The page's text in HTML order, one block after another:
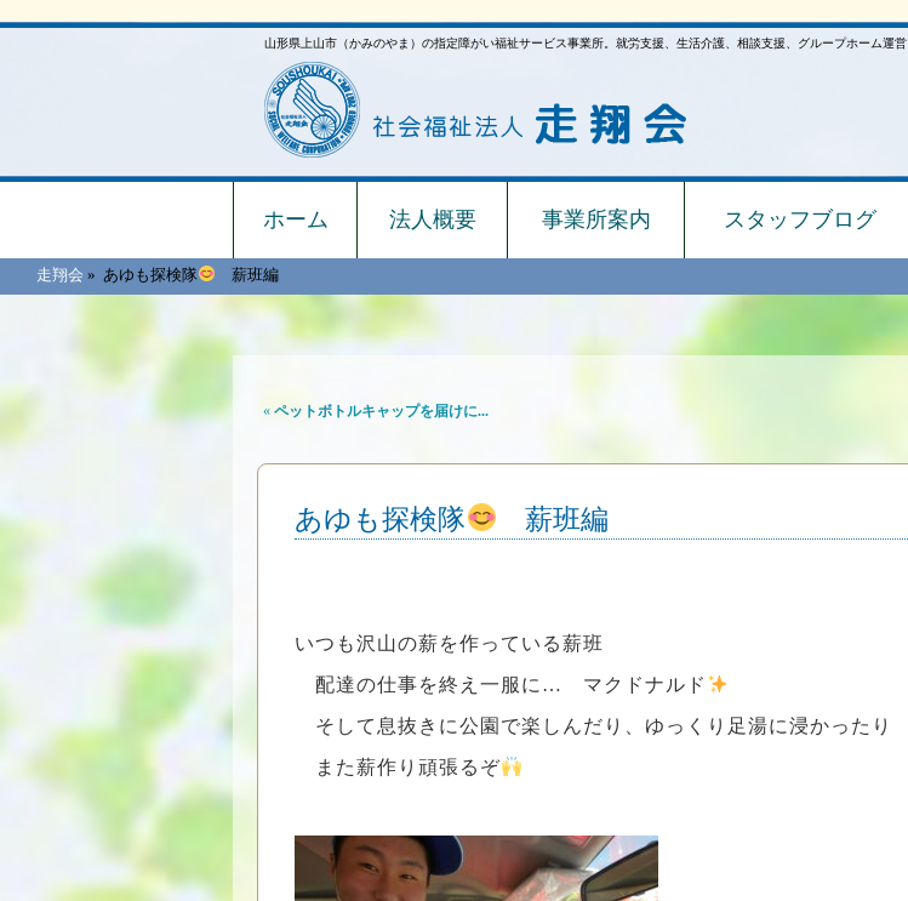
山形県上山市（かみのやま）の指定障がい福祉サービス事業所。就労支援、生活介護、相談支援、グループホーム運営
ホーム 法人概要 事業所案内 スタッフブログ
走翔会 » あゆも探検隊 薪班編
« ペットボトルキャップを届けに...
あゆも探検隊 薪班編
いつも沢山の薪を作っている薪班
配達の仕事を終え一服に… マクドナルド
そして息抜きに公園で楽しんだり、ゆっくり足湯に浸かったり
また薪作り頑張るぞ